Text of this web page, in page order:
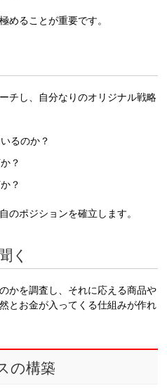
めることが重要です。
チし、自分なりのオリジナル戦略
るのか？
？
？
のポジションを確立します。
く
かを調査し、それに応える商品や
とお金が入ってくる仕組みが作れ
の構築